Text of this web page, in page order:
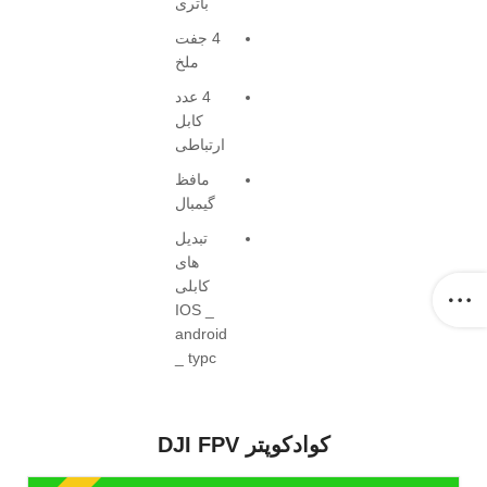
باتری
4 جفت
ملخ
4 عدد
کابل
ارتباطی
مافظ
گیمبال
تبدیل
های
کابلی
IOS _
android
_ typc
کوادکوپتر DJI FPV